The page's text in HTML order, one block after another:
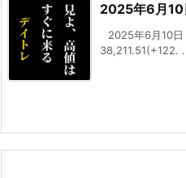
2025年6月10
2025年6月10日
38,211.51(+122.